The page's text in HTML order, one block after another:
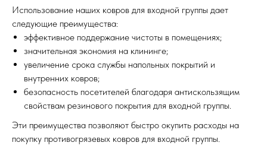
Использование наших ковров для входной группы дает
следующие преимущества:
эффективное поддержание чистоты в помещениях;
значительная экономия на клининге;
увеличение срока службы напольных покрытий и
внутренних ковров;
безопасность посетителей благодаря антискользящим
свойствам резинового покрытия для входной группы.
Эти преимущества позволяют быстро окупить расходы на
покупку противогрязевых ковров для входной группы.